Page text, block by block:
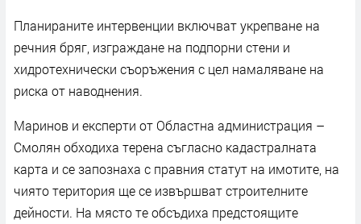
Планираните интервенции включват укрепване на
речния бряг, изграждане на подпорни стени и
хидротехнически съоръжения с цел намаляване на
риска от наводнения.
Маринов и експерти от Областна администрация –
Смолян обходиха терена съгласно кадастралната
карта и се запознаха с правния статут на имотите, на
чиято територия ще се извършват строителните
дейности. На място те обсъдиха предстоящите